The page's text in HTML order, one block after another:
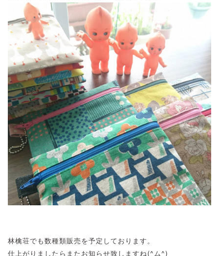
林檎荘でも数種類販売を予定しております。
仕上がりましたらまたお知らせ致しますね(^ム^)